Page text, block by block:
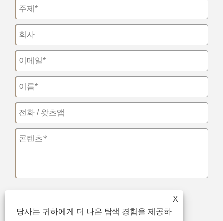
제출하다
X
당사는 귀하에게 더 나은 탐색 경험을 제공하